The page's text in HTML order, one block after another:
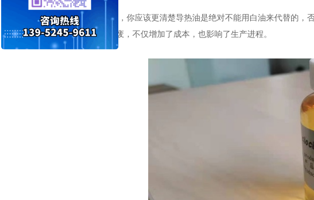
通过上述的介绍，你应该更清楚导热油是绝对不能用白油来代替的，
工艺的需求，导致报废，不仅增加了成本，也影响了生产进程。